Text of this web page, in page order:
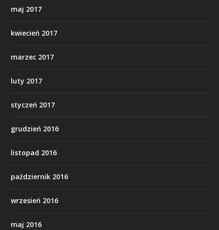
maj 2017
kwiecień 2017
marzec 2017
luty 2017
styczeń 2017
grudzień 2016
listopad 2016
październik 2016
wrzesień 2016
maj 2016